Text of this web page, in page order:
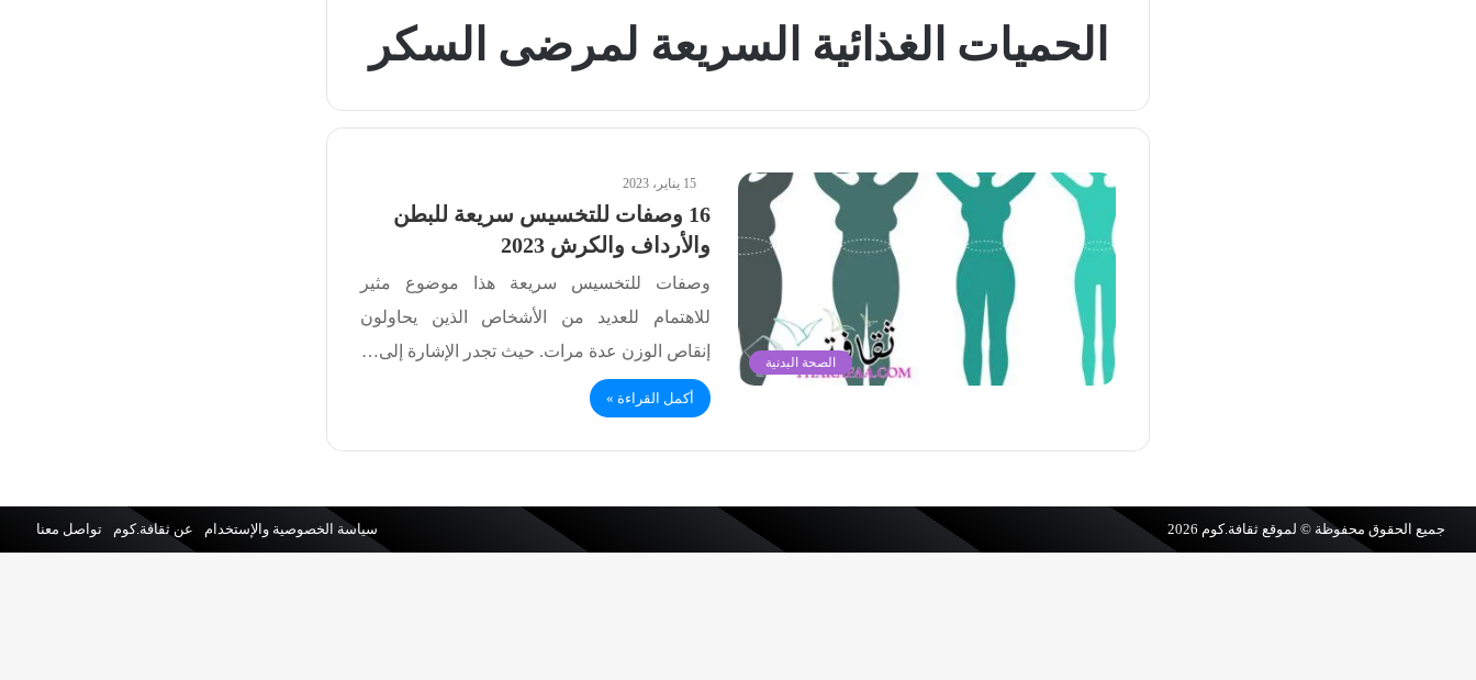
الحميات الغذائية السريعة لمرضى السكر
الصحة البدنية
15 يناير، 2023
16 وصفات للتخسيس سريعة للبطن
والأرداف والكرش 2023
وصفات للتخسيس سريعة هذا موضوع مثير
للاهتمام للعديد من الأشخاص الذين يحاولون
إنقاص الوزن عدة مرات. حيث تجدر الإشارة إلى…
أكمل القراءة »
جميع الحقوق محفوظة © لموقعثقافة.كوم سياسة الخصوصية والإستخدام عن ثقافة.كوم تواصل معنا